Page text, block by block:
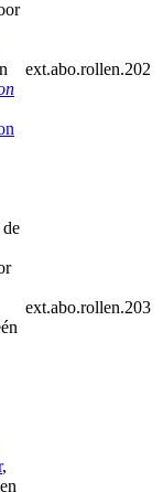
ext.abo.rollen.202
ext.abo.rollen.203
,